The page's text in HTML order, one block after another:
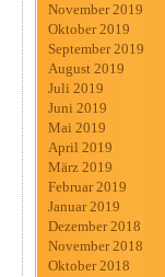
November 2019
Oktober 2019
September 2019
August 2019
Juli 2019
Juni 2019
Mai 2019
April 2019
März 2019
Februar 2019
Januar 2019
Dezember 2018
November 2018
Oktober 2018